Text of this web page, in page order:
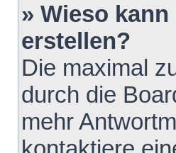
» Wieso
erstellen?
Die maximal
durch die
mehr